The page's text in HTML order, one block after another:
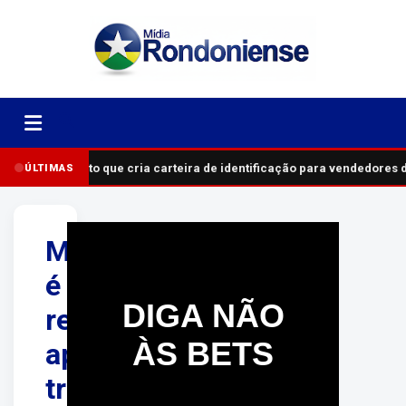
ÚLTIMASProjeto que cria carteira de identificação para vendedores
Mulher
é
resgatada
após
três
DIGA NÃO
ÀS BETS